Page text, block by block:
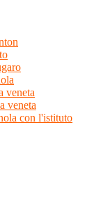
veneta
veneta
con l'istituto